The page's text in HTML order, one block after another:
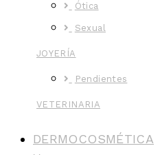
Ótica
Sexual
JOYERÍA
Pendientes
VETERINARIA
DERMOCOSMÉTICA